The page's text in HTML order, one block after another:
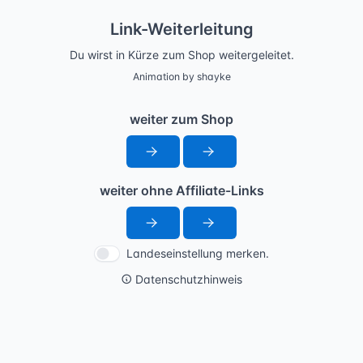
Link-Weiterleitung
Du wirst in Kürze zum Shop weitergeleitet.
Animation by shayke
weiter zum Shop
weiter ohne Affiliate-Links
Landeseinstellung merken.
Datenschutzhinweis